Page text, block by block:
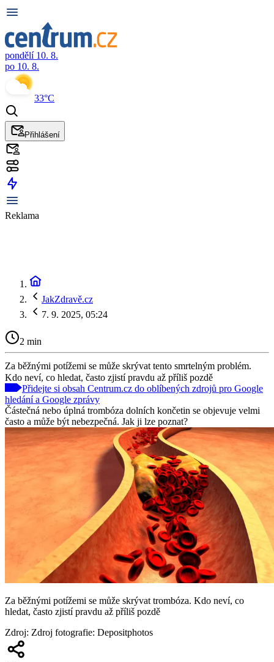
pondělí 10. 8.
po 10. 8.
33°C
Přihlášení
Reklama
JakZdravě.cz
7. 9. 2025, 05:24
2 min
Za běžnými potížemi se může skrývat tento smrtelným problém.
Kdo neví, co hledat, často zjistí pravdu až příliš pozdě
Přidejte si obsah Centrum.cz do oblíbených zdrojů pro Google
hledání a Google zprávy
Částečná nebo úplná trombóza dolních končetin se objevuje velmi
často a může být nebezpečná. Jak ji lze poznat?
Za běžnými potížemi se může skrývat trombóza. Kdo neví, co
hledat, často zjistí pravdu až příliš pozdě
Zdroj: Zdroj fotografie: Depositphotos